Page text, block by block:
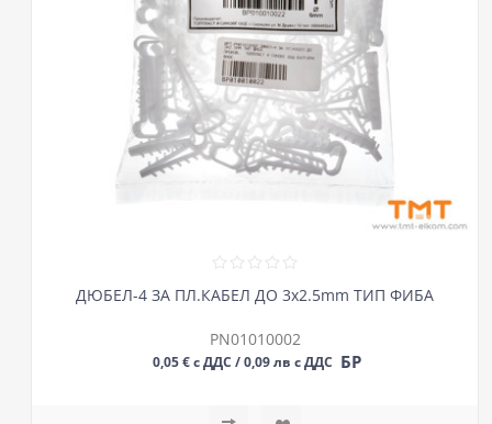
ДЮБЕЛ-4 ЗА ПЛ.КАБЕЛ ДО 3х2.5mm ТИП ФИБА
PN01010002
0,05 € с ДДС / 0,09 лв с ДДС БР